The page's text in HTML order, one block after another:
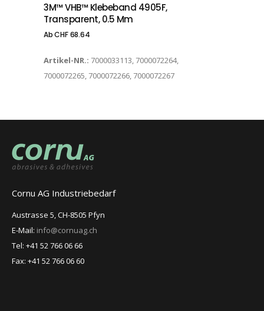
3M™ VHB™ Klebeband 4905F,
Transparent, 0.5 Mm
AbCHF68.64
Artikel-NR.: 7000033113, 7000072264,
7000072265, 7000072266, 7000072267
Cornu AG Industriebedarf
Austrasse 5, CH-8505 Pfyn
E-Mail: info@cornuag.ch
Tel: +41 52 766 06 66
Fax: +41 52 766 06 60